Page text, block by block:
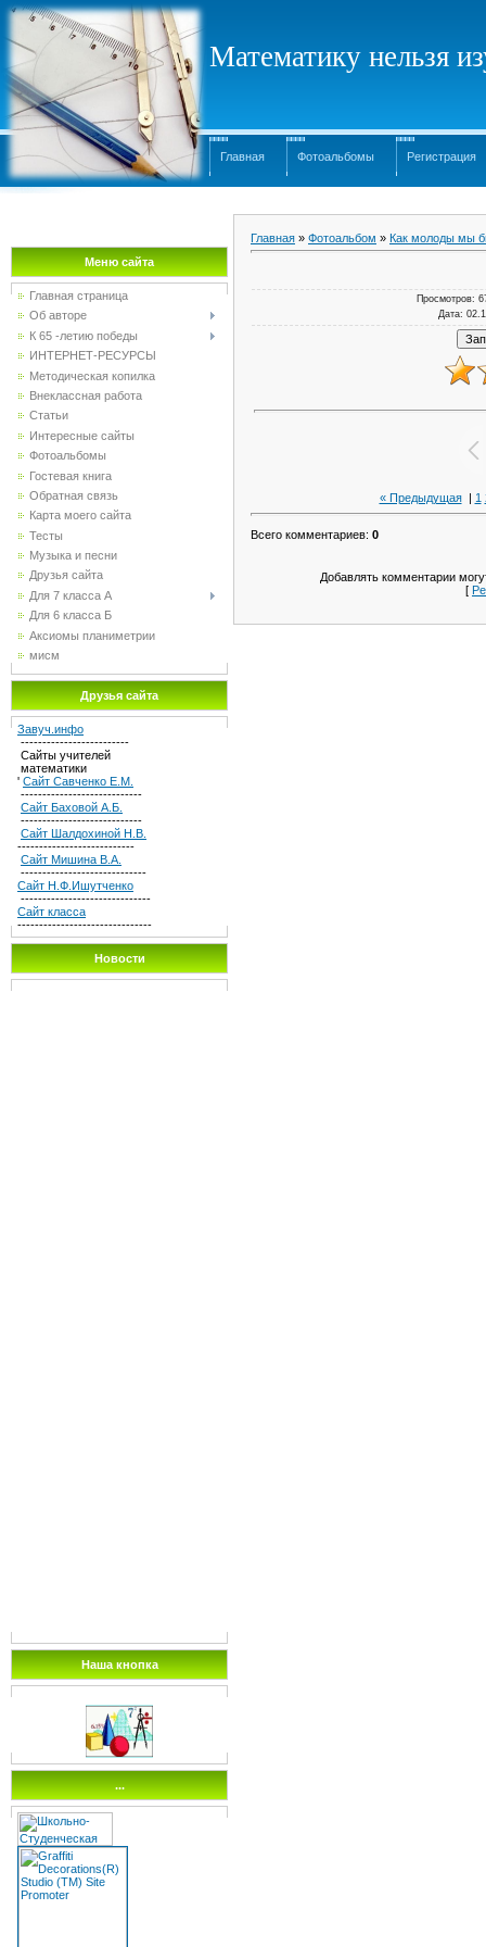
Математику нельзя
Главная Фотоальбомы Регистрация
Меню сайта
Главная страница
Об авторе
К 65 -летию победы
ИНТЕРНЕТ-РЕСУРСЫ
Методическая копилка
Внеклассная работа
Статьи
Интересные сайты
Фотоальбомы
Гостевая книга
Обратная связь
Карта моего сайта
Тесты
Музыка и песни
Друзья сайта
Для 7 класса А
Для 6 класса Б
Аксиомы планиметрии
мисм
Друзья сайта
Завуч.инфо
-------------------------
Сайты учителей
математики
' Сайт Савченко Е.М.
----------------------------
Сайт Баховой А.Б.
----------------------------
Сайт Шалдохиной Н.В.
---------------------------
Сайт Мишина В.А.
-----------------------------
Сайт Н.Ф.Ишутченко
------------------------------
Сайт класса
-------------------------------
Новости
Наша кнопка
...
Главная » Фотоальбом » Как молоды мы
Просмотров:
Дата:
« Предыдущая| 1
Всего комментариев: 0
Добавлять комментарии
[